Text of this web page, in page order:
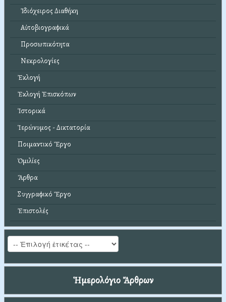
Ἰδιόχειρος Διαθήκη
Αὐτοβιογραφικά
Προσωπικότητα
Νεκρολογίες
Ἐκλογή
Ἐκλογή Ἐπισκόπων
Ἱστορικά
Ἱερώνυμος - Δικτατορία
Ποιμαντικό Ἔργο
Ὁμιλίες
Ἄρθρα
Συγγραφικό Ἔργο
Ἐπιστολές
Ἡμερολόγιο Ἄρθρων